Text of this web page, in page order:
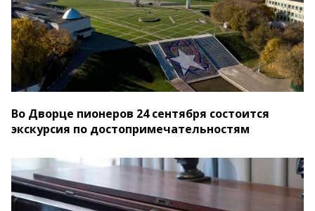
Во Дворце пионеров 24 сентября состоится
экскурсия по достопримечательностям